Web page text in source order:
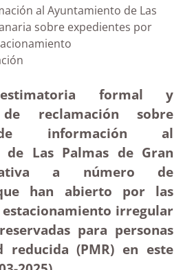
al Ayuntamiento de Las
sobre expedientes por
estimatoria formal y
reclamación sobre
información al
de Las Palmas de Gran
a número de
han abierto por las
estacionamiento irregular
para personas
reducida (PMR) en este